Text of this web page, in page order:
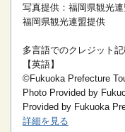
写真提供：福岡県観光連
福岡県観光連盟提供
多言語でのクレジット記
【英語】
©Fukuoka Prefecture
Photo Provided by
Provided by Fukuoka
詳細を見る